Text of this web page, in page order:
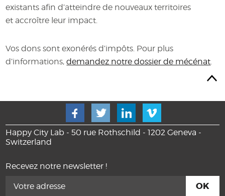
existants afin d’atteindre de nouveaux territoires
et accroître leur impact.
Vos dons sont exonérés d’impôts. Pour plus
d’informations,demandez notre dossier de mécénat.
Happy City Lab - 50 rue Rothschild - 1202 Geneva -
Switzerland
Recevez notre newsletter !